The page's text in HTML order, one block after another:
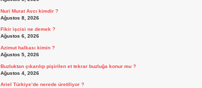
Nuri Murat Avcı kimdir ?
Ağustos 8, 2026
Fikir işcisi ne demek ?
Ağustos 6, 2026
Azimut halkası kimin ?
Ağustos 5, 2026
Buzluktan çıkarılıp pişirilen et tekrar buzluğa konur mu ?
Ağustos 4, 2026
Ariel Türkiye’de nerede üretiliyor ?